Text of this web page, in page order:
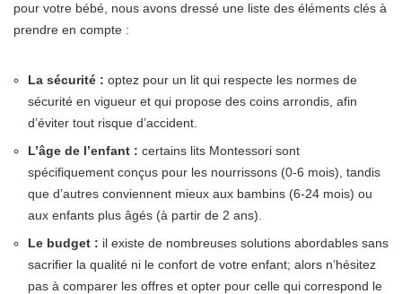
pour votre bébé, nous avons dressé une liste des éléments clés à
prendre en compte :
La sécurité : optez pour un lit qui respecte les normes de
sécurité en vigueur et qui propose des coins arrondis, afin
d’éviter tout risque d’accident.
L’âge de l’enfant : certains lits Montessori sont
spécifiquement conçus pour les nourrissons (0-6 mois), tandis
que d’autres conviennent mieux aux bambins (6-24 mois) ou
aux enfants plus âgés (à partir de 2 ans).
Le budget : il existe de nombreuses solutions abordables sans
sacrifier la qualité ni le confort de votre enfant; alors n’hésitez
pas à comparer les offres et opter pour celle qui correspond le